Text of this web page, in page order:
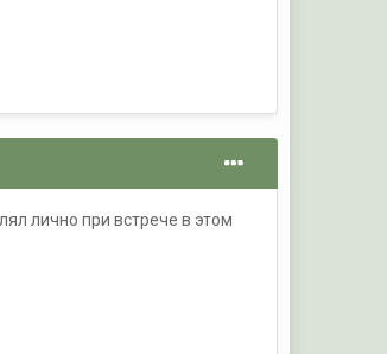
лично при встрече в этом